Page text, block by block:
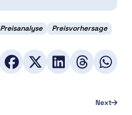
Preisanalyse Preisvorhersage
Next